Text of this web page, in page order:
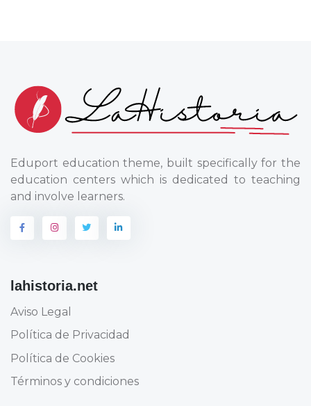
Eduport education theme, built specifically for the
education centers which is dedicated to teaching
and involve learners.
lahistoria.net
Aviso Legal
Política de Privacidad
Política de Cookies
Términos y condiciones